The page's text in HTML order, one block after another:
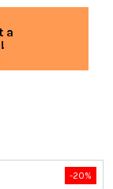
a
-20%